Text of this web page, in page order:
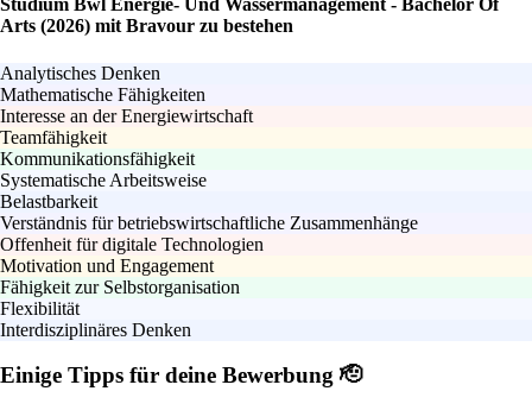
Studium Bwl Energie- Und Wassermanagement - Bachelor Of
Arts (2026) mit Bravour zu bestehen
Analytisches Denken
Mathematische Fähigkeiten
Interesse an der Energiewirtschaft
Teamfähigkeit
Kommunikationsfähigkeit
Systematische Arbeitsweise
Belastbarkeit
Verständnis für betriebswirtschaftliche Zusammenhänge
Offenheit für digitale Technologien
Motivation und Engagement
Fähigkeit zur Selbstorganisation
Flexibilität
Interdisziplinäres Denken
Einige Tipps für deine Bewerbung 🫡